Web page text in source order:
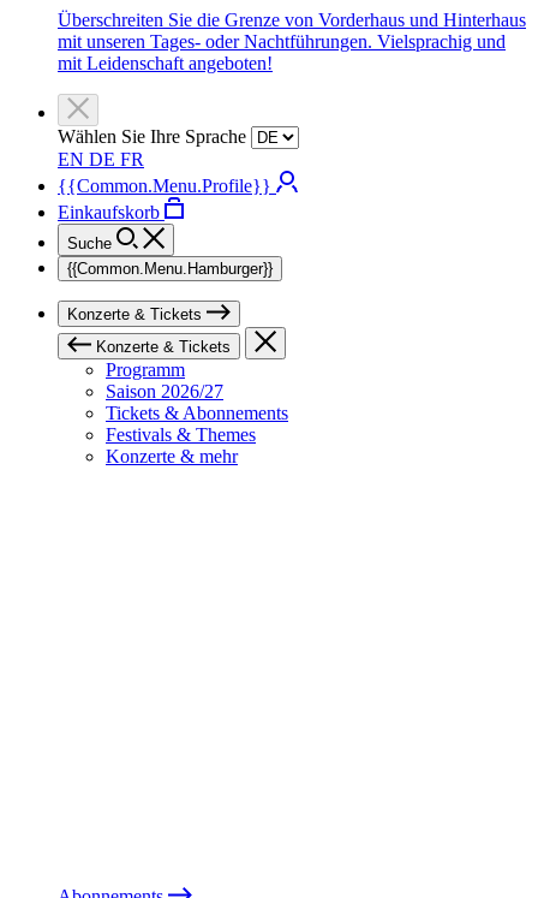
Überschreiten Sie die Grenze von Vorderhaus und Hinterhaus
mit unseren Tages- oder Nachtführungen. Vielsprachig und
mit Leidenschaft angeboten!
Wählen Sie Ihre Sprache
EN DE FR
{{Common.Menu.Profile}}
Einkaufskorb
Suche
{{Common.Menu.Hamburger}}
Konzerte & Tickets
Konzerte & Tickets
Programm
Saison 2026/27
Tickets & Abonnements
Festivals & Themes
Konzerte & mehr